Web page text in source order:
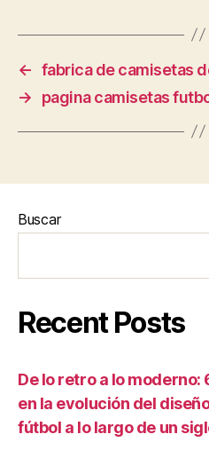
← fabrica de camisetas
→
pagina camisetas
Buscar
Recent Posts
De lo retro a lo
en la evolución del
fútbol a lo largo de un